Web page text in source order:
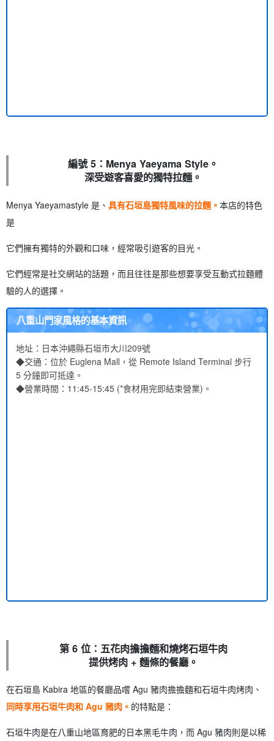
編號 5：Menya Yaeyama Style。
深受遊客喜愛的獨特拉麵。
Menya Yaeyamastyle 是、 具有石垣島獨特風味的拉麵。 本店的特色
是
它們擁有獨特的外觀和口味，經常吸引遊客的目光。
它們經常是社交網站的話題，而且往往是那些想要享受互動式拉麵體
驗的人的選擇。
八重山門家風格的基本資訊
地址：日本沖繩縣石垣市大川209號
◆交通：位於 Euglena Mall，從 Remote Island Terminal 步行
5 分鐘即可抵達。
◆營業時間：11:45-15:45 (*食材用完即結束營業)。
第 6 位：五花肉擔擔麵和燒烤石垣牛肉
提供烤肉 + 麵條的餐廳。
在石垣島 Kabira 地區的餐廳品嚐 Agu 豬肉擔擔麵和石垣牛肉烤肉、
同時享用石垣牛肉和 Agu 豬肉。 的特點是：
石垣牛肉是在八重山地區育肥的日本黑毛牛肉，而 Agu 豬肉則是以稀